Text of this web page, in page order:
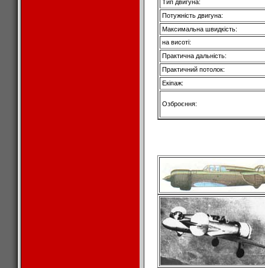
Тип двигуна:
Потужність двигуна:
Максимальна швидкість:
на висоті:
Практична дальність:
Практичний потолок:
Екіпаж:
Озброєння: